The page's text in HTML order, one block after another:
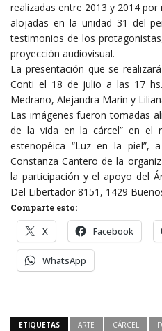
realizadas entre 2013 y 2014
alojadas en la unidad 31 del
testimonios de los
proyección audiovisual.
La presentación que se
Conti el 18 de julio a las 17
Medrano, Alejandra Marín y
Las imágenes fueron tomadas
de la vida en la cárcel” en el
estenopéica “Luz en la piel”,
Constanza Cantero de la
la participación y el apoyo del
Del Libertador 8151, 1429
Comparte esto:
X Facebook
WhatsApp
ETIQUETAS ARTE CÁRCEL